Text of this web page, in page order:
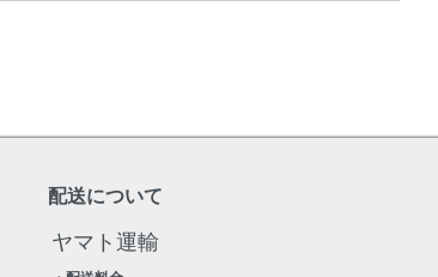
配送について
ヤマト運輸